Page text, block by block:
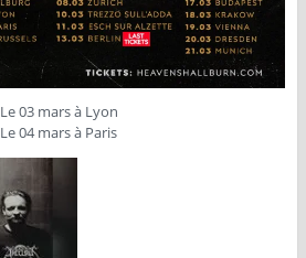
Le 03 mars à Lyon
Le 04 mars à Paris